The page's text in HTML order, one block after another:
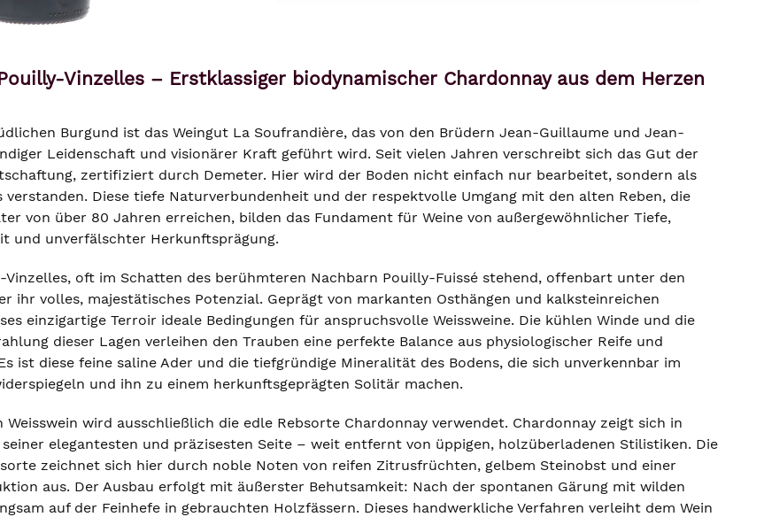
Vinzelles – Erstklassiger biodynamischer Chardonnay aus dem Herzen
Burgund ist das Weingut La Soufrandière, das von den Brüdern Jean-Guillaume und Jean-
Leidenschaft und visionärer Kraft geführt wird. Seit vielen Jahren verschreibt sich das Gut der
zertifiziert durch Demeter. Hier wird der Boden nicht einfach nur bearbeitet, sondern als
verstanden. Diese tiefe Naturverbundenheit und der respektvolle Umgang mit den alten Reben, die
von über 80 Jahren erreichen, bilden das Fundament für Weine von außergewöhnlicher Tiefe,
und unverfälschter Herkunftsprägung.
Vinzelles, oft im Schatten des berühmteren Nachbarn Pouilly-Fuissé stehend, offenbart unter den
ihr volles, majestätisches Potenzial. Geprägt von markanten Osthängen und kalksteinreichen
einzigartige Terroir ideale Bedingungen für anspruchsvolle Weissweine. Die kühlen Winde und die
dieser Lagen verleihen den Trauben eine perfekte Balance aus physiologischer Reife und
ist diese feine saline Ader und die tiefgründige Mineralität des Bodens, die sich unverkennbar im
und ihn zu einem herkunftsgeprägten Solitär machen.
Weisswein wird ausschließlich die edle Rebsorte Chardonnay verwendet. Chardonnay zeigt sich in
elegantesten und präzisesten Seite – weit entfernt von üppigen, holzüberladenen Stilistiken. Die
zeichnet sich hier durch noble Noten von reifen Zitrusfrüchten, gelbem Steinobst und einer
aus. Der Ausbau erfolgt mit äußerster Behutsamkeit: Nach der spontanen Gärung mit wilden
auf der Feinhefe in gebrauchten Holzfässern. Dieses handwerkliche Verfahren verleiht dem Wein